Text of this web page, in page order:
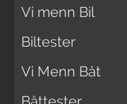
Vi menn Bil
Biltester
Vi Menn Båt